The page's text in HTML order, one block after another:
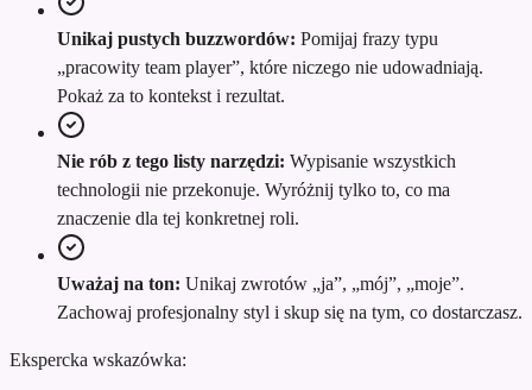
Unikaj pustych buzzwordów: Pomijaj frazy typu
„pracowity team player”, które niczego nie udowadniają.
Pokaż za to kontekst i rezultat.
Nie rób z tego listy narzędzi: Wypisanie wszystkich
technologii nie przekonuje. Wyróżnij tylko to, co ma
znaczenie dla tej konkretnej roli.
Uważaj na ton: Unikaj zwrotów „ja”, „mój”, „moje”.
Zachowaj profesjonalny styl i skup się na tym, co dostarczasz.
Ekspercka wskazówka: